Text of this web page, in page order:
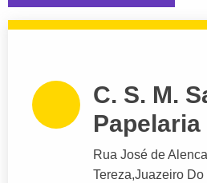
C. S. M.
Papelaria
Rua José de
Tereza,Juazeiro Do